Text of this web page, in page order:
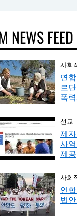
NEWS FEED
사회
연
르
폭
선교
제
사
제공
사회
연
법